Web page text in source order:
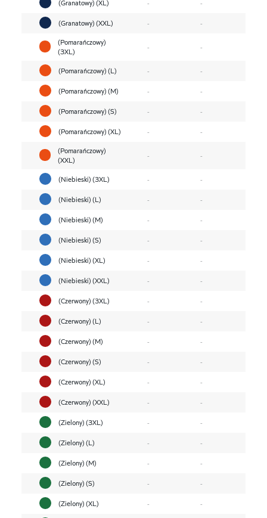
(Granatowy) (XL) -
-
(Granatowy) (XXL)
-
-
(Pomarańczowy)
(3XL)
- -
(Pomarańczowy) (L) -
-
(Pomarańczowy) (M)
-
-
(Pomarańczowy) (S)
-
-
(Pomarańczowy) (XL)
-
-
(Pomarańczowy)
(XXL)
- -
(Niebieski) (3XL) -
-
(Niebieski) (L)
-
-
(Niebieski) (M)
-
-
(Niebieski) (S)
-
-
(Niebieski) (XL)
-
-
(Niebieski) (XXL)
-
-
(Czerwony) (3XL)
-
-
(Czerwony) (L)
-
-
(Czerwony) (M)
-
-
(Czerwony) (S)
-
-
(Czerwony) (XL)
-
-
(Czerwony) (XXL)
-
-
(Zielony) (3XL)
-
-
(Zielony) (L)
-
-
(Zielony) (M)
-
-
(Zielony) (S)
-
-
(Zielony) (XL)
-
-